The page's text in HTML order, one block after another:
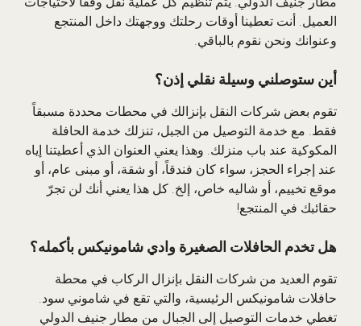
العميل. أنت تعطينا أوقات رحلتك ووجهتك داخل المنتجع
وعنوانك ونحن نقوم بالباقي.
أين ستوصلني وسيلة نقلي إذن؟
تقوم بعض شركات النقل بإنزالك في محطات محددة مسبقاً
فقط. مع خدمة التوصيل من الجبل، تنزلك خدمة الحافلة
المكوكية عند باب منزلك. وهذا يعني العنوان الذي أعطيتنا إياه
عند إجراء الحجز، سواء كان فندقاً، أو شقة، أو مبنى عام، أو
موقع تخييم، أو شاليه خاص، إلخ. كل هذا يعني أنك لن تجرّ
حقائبك في المنتجع!
هل تخدم الحافلات الصغيرة وادي شامونيكس بأكمله؟
تقوم العديد من شركات النقل بإنزال الركاب في محطة
حافلات شامونيكس الرئيسية، والتي تقع في شاموني سود.
تغطي خدمات التوصيل إلى الجبال من مطار جنيف الدولي